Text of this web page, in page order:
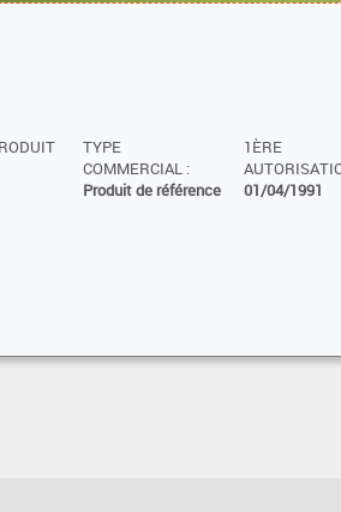
TYPE
COMMERCIAL :
Produit de référence
1ÈRE
01/04/1991